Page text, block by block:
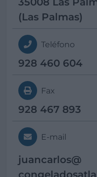
(Las Palmas)
Teléfono
928 460 604
Fax
928 467 893
E-mail
juancarlos@